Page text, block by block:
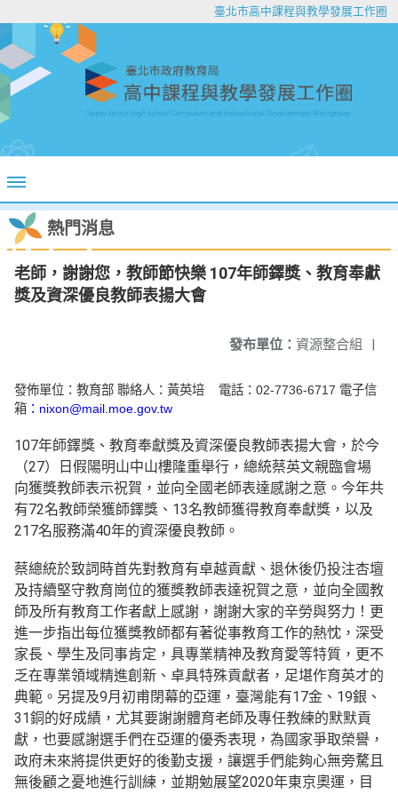
臺北市高中課程與教學發展工作圈
熱門消息
老師，謝謝您，教師節快樂 107年師鐸獎、教育奉獻
獎及資深優良教師表揚大會
發布單位： 資源整合組 |
發佈單位：教育部 聯絡人：黃英培 電話：02-7736-6717 電子信
箱 ：nixon@mail.moe.gov.tw
107年師鐸獎、教育奉獻獎及資深優良教師表揚大會，於今
（27）日假陽明山中山樓隆重舉行，總統蔡英文親臨會場
向獲獎教師表示祝賀，並向全國老師表達感謝之意。今年共
有72名教師榮獲師鐸獎、13名教師獲得教育奉獻獎，以及
217名服務滿40年的資深優良教師。
蔡總統於致詞時首先對教育有卓越貢獻、退休後仍投注杏壇
及持續堅守教育崗位的獲獎教師表達祝賀之意，並向全國教
師及所有教育工作者獻上感謝，謝謝大家的辛勞與努力！更
進一步指出每位獲獎教師都有著從事教育工作的熱忱，深受
家長、學生及同事肯定，具專業精神及教育愛等特質，更不
乏在專業領域精進創新、卓具特殊貢獻者，足堪作育英才的
典範。另提及9月初甫閉幕的亞運，臺灣能有17金、19銀、
31銅的好成績，尤其要謝謝體育老師及專任教練的默默貢
獻，也要感謝選手們在亞運的優秀表現，為國家爭取榮譽，
政府未來將提供更好的後勤支援，讓選手們能夠心無旁騖且
無後顧之憂地進行訓練，並期勉展望2020年東京奧運，目